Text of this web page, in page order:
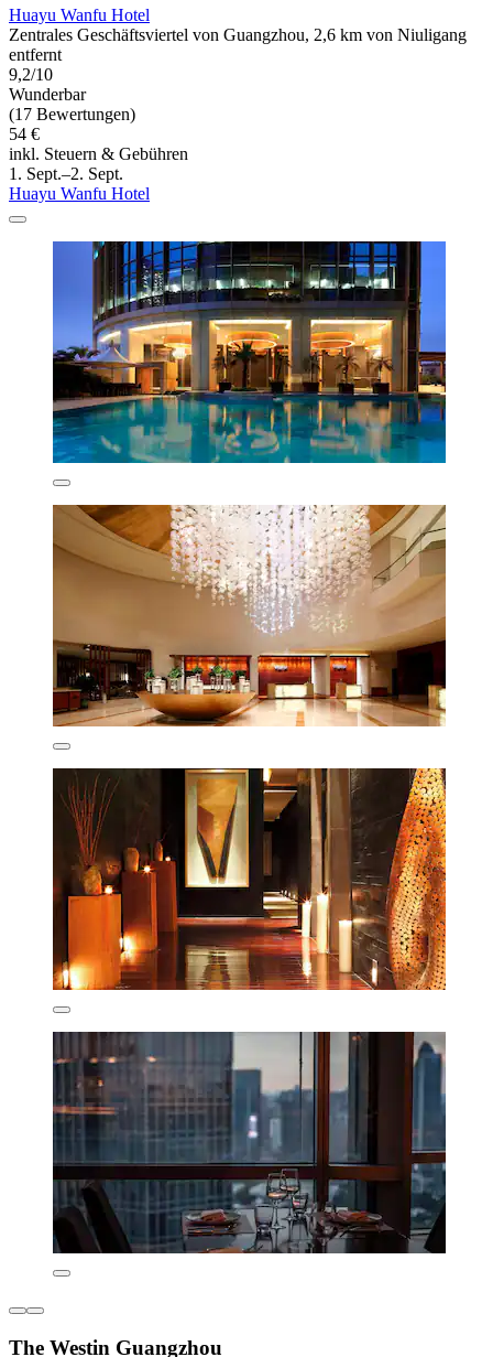
Huayu Wanfu Hotel
Zentrales Geschäftsviertel von Guangzhou, 2,6 km von Niuligang
entfernt
9,2/10
Wunderbar
(17 Bewertungen)
54 €
inkl. Steuern & Gebühren
1. Sept.–2. Sept.
Huayu Wanfu Hotel
The Westin Guangzhou